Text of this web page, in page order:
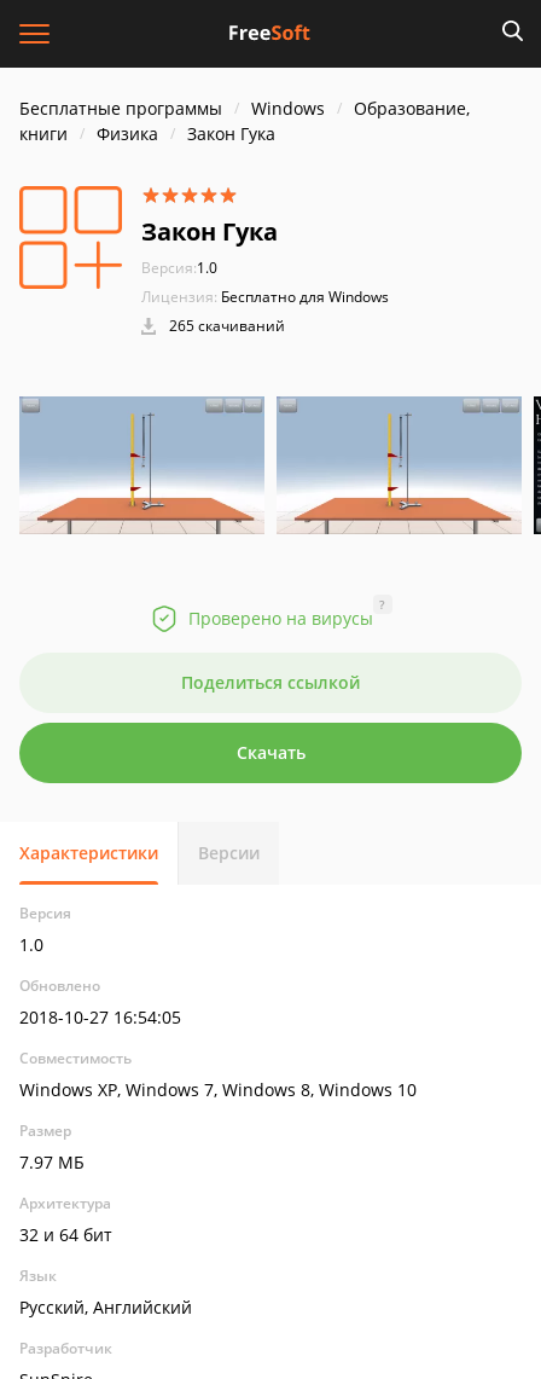
Бесплатные программы Windows
Образование,
книги
Физика Закон Гука
Закон Гука
Версия:1.0
Лицензия: Бесплатно для Windows
265 скачиваний
Проверено на вирусы
?
Поделиться ссылкой
Скачать
Характеристики Версии
Версия
1.0
Обновлено
2018-10-27 16:54:05
Совместимость
Windows XP, Windows 7, Windows 8, Windows 10
Размер
7.97 МБ
Архитектура
32 и 64 бит
Язык
Русский, Английский
Разработчик